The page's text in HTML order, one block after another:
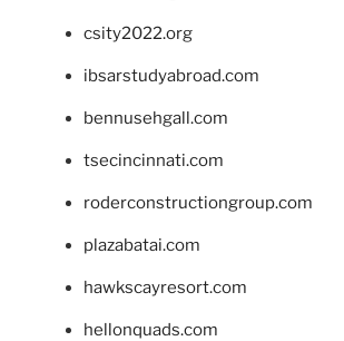
csity2022.org
ibsarstudyabroad.com
bennusehgall.com
tsecincinnati.com
roderconstructiongroup.com
plazabatai.com
hawkscayresort.com
hellonquads.com